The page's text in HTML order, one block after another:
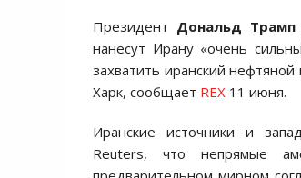
Президент Дональд Трамп
нанесут Ирану «очень
захватить иранский
Харк, сообщает REX 11 июня.
Иранские источники и
Reuters, что непрямые